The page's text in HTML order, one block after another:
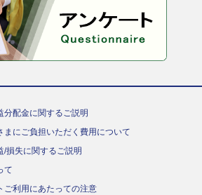
分配金に関するご説明
まにご負担いただく費用について
/損失に関するご説明
て
ご利用にあたっての注意